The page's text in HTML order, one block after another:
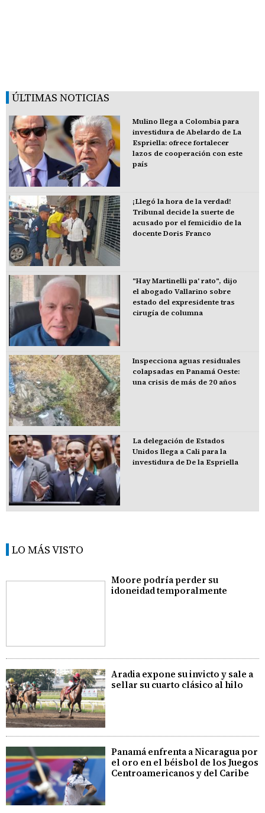
ÚLTIMAS NOTICIAS
Mulino llega a Colombia para
investidura de Abelardo de La
Espriella: ofrece fortalecer
lazos de cooperación con este
país
¡Llegó la hora de la verdad!
Tribunal decide la suerte de
acusado por el femicidio de la
docente Doris Franco
"Hay Martinelli pa' rato", dijo
el abogado Vallarino sobre
estado del expresidente tras
cirugía de columna
Inspecciona aguas residuales
colapsadas en Panamá Oeste:
una crisis de más de 20 años
La delegación de Estados
Unidos llega a Cali para la
investidura de De la Espriella
LO MÁS VISTO
Moore podría perder su
idoneidad temporalmente
Aradia expone su invicto y sale a
sellar su cuarto clásico al hilo
Panamá enfrenta a Nicaragua por
el oro en el béisbol de los Juegos
Centroamericanos y del Caribe